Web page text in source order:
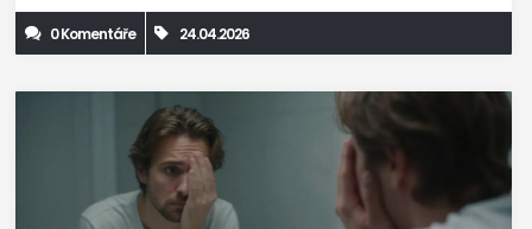
0 Komentáře 24.04.2026